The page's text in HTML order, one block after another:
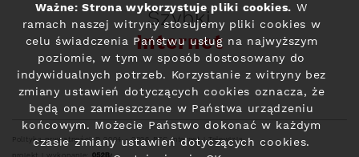
Szybki
Internet
Polityka prywatności© 2004 - 2026 RFC Internet i Telewizja
Ważne: Strona wykorzystuje pliki cookies. W
ramach naszej witryny stosujemy pliki cookies w
celu świadczenia Państwu usług na najwyższym
poziomie, w tym w sposób dostosowany do
indywidualnych potrzeb. Korzystanie z witryny bez
zmiany ustawień dotyczących cookies oznacza, że
będą one zamieszczane w Państwa urządzeniu
końcowym. Możecie Państwo dokonać w każdym
czasie zmiany ustawień dotyczących cookies.